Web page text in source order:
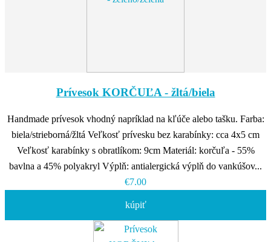
Prívesok KORČUĽA - žltá/biela
Handmade prívesok vhodný napríklad na kľúče alebo tašku. Farba:
biela/strieborná/žltá Veľkosť prívesku bez karabínky: cca 4x5 cm
Veľkosť karabínky s obratlíkom: 9cm Materiál: korčuľa - 55%
bavlna a 45% polyakryl Výplň: antialergická výplň do vankúšov...
€7.00
kúpiť